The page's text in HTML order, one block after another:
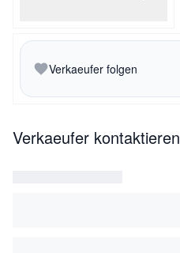
Verkaeufer folgen
Verkaeufer kontaktieren